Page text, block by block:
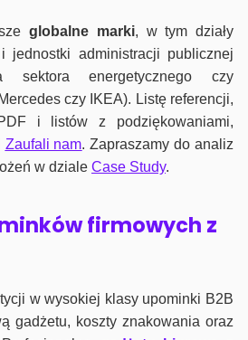
globalne marki, w tym działy
jednostki administracji publicznej
sektora energetycznego czy
czy IKEA). Listę referencji,
i listów z podziękowaniami,
Zaufali nam. Zapraszamy do analiz
w dziale Case Study.
firmowych z
w wysokiej klasy upominki B2B
gadżetu, koszty znakowania oraz